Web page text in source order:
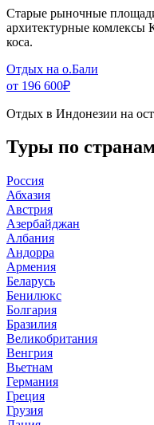
Старые рыночные
архитектурные комлексы
коса.
Отдых на о.Бали
от 196 600₽
Отдых в Индонезии на
Туры по
Россия
Абхазия
Австрия
Азербайджан
Албания
Андорра
Армения
Беларусь
Бенилюкс
Болгария
Бразилия
Великобритания
Венгрия
Вьетнам
Германия
Греция
Грузия